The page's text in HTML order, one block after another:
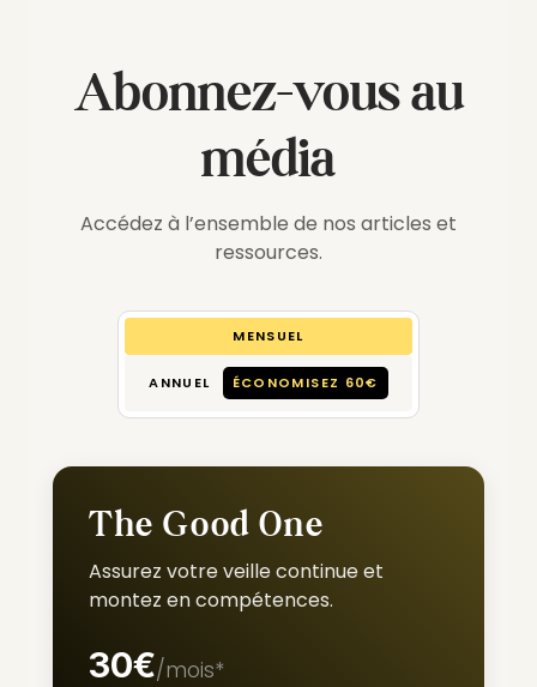
Abonnez-vous au
média
Accédez à l’ensemble de nos articles et
ressources.
MENSUEL
ANNUEL ÉCONOMISEZ 60€
The Good One
Assurez votre veille continue et
montez en compétences.
30€/mois*